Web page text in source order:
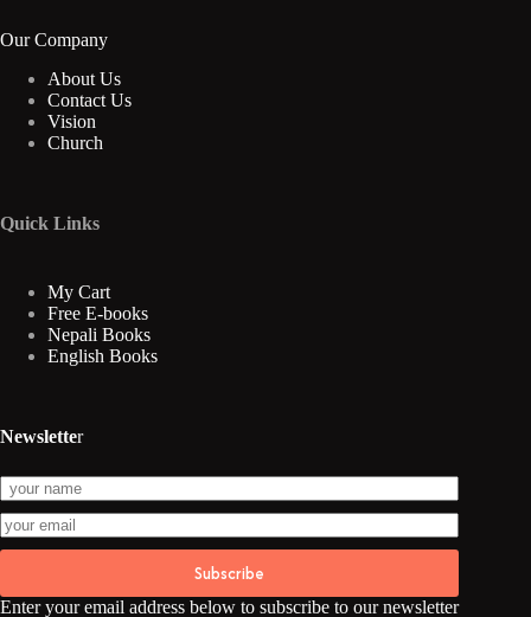
Our Company
About Us
Contact Us
Vision
Church
Quick Links
My Cart
Free E-books
Nepali Books
English Books
Newsletter
Subscribe
Enter your email address below to subscribe to our newsletter